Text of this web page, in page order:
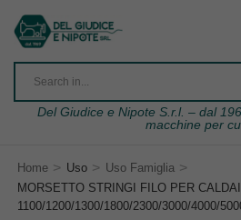
Del Giudice e Nipote S.r.l. – dal
macchine per
Home > Uso > Uso Famiglia >
MORSETTO STRINGI FILO PER
1100/1200/1300/1800/2300/3000/4000/